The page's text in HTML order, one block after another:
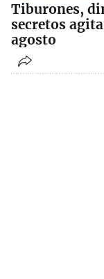
Tiburones,
secretos
agosto